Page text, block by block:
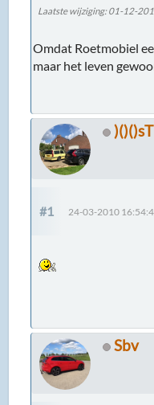
Laatste wijziging: 01-12-
Omdat Roetmobiel
maar het leven
)()()sT
#1 24-03-2010
Sbv